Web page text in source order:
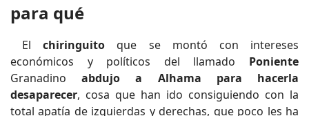
para qué
Elchiringuito que se montó con intereses
económicos y políticos del llamado Poniente
Granadinoabdujo a Alhama para hacerla
desaparecer, cosa que han ido consiguiendo con la
total apatía de izquierdas y derechas, que poco les ha